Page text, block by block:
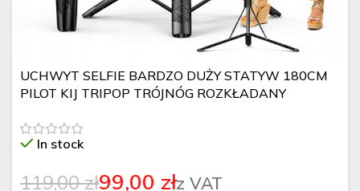
UCHWYT SELFIE BARDZO DUŻY STATYW 180CM
PILOT KIJ TRIPOP TRÓJNÓG ROZKŁADANY
In stock
119,00zł99,00 zł